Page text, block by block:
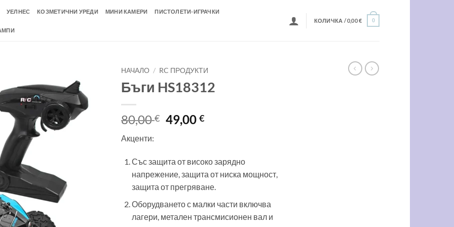
УЕЛНЕС КОЗМЕТИЧНИ УРЕДИ МИНИ КАМЕРИ ПИСТОЛЕТИ-ИГРАЧКИ
КОЛИЧКА /0,00€ 0
Add to
wishlist
НАЧАЛО / RC ПРОДУКТИ
Бъги HS18312
80,00€ Original
price
49,00€Текущата
Акценти:
Със защита от високо зарядно
напрежение, защита от ниска мощност,
защита от прегряване.
Оборудването с малки части включва
лагери, метален трансмисионен вал и